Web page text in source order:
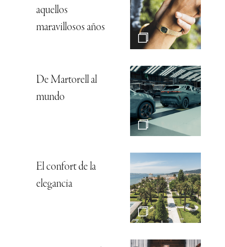
aquellos
maravillosos años
De Martorell al
mundo
El confort de la
elegancia